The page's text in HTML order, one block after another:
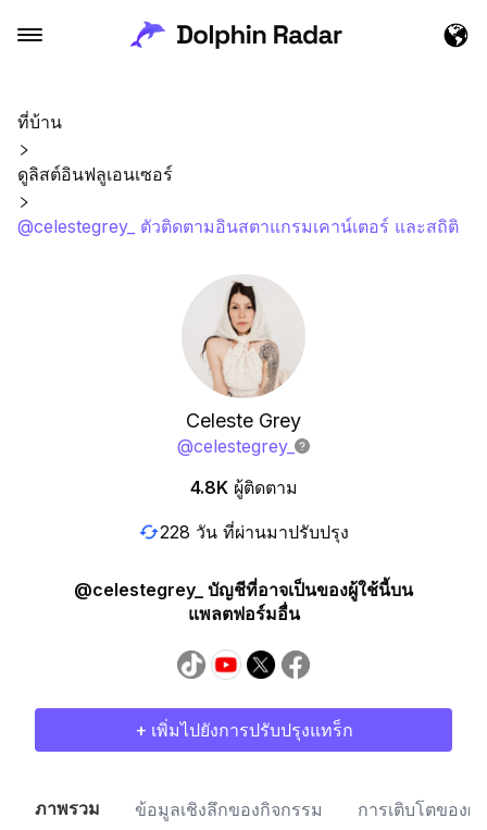
ที่บ้าน
ดูลิสต์อินฟลูเอนเซอร์
@celestegrey_ ตัวติดตามอินสตาแกรมเคาน์เตอร์ และสถิติ
Celeste Grey
@celestegrey_
4.8K ผู้ติดตาม
228 วัน ที่ผ่านมาปรับปรุง
@celestegrey_ บัญชีที่อาจเป็นของผู้ใช้นี้บน
แพลตฟอร์มอื่น
+ เพิ่มไปยังการปรับปรุงแทร็ก
ภาพรวม ข้อมูลเชิงลึกของกิจกรรม การเติบโตของผู้